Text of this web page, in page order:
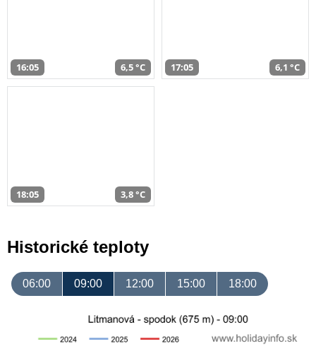
16:05 6,5 °C 17:05 6,1 °C
18:05 3,8 °C
Historické teploty
06:00 09:00 12:00 15:00 18:00